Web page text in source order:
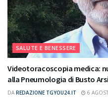
SALUTE E BENESSERE
Videotoracoscopia medica:
alla Pneumologia di Busto
DA REDAZIONE TGYOU24.IT 6